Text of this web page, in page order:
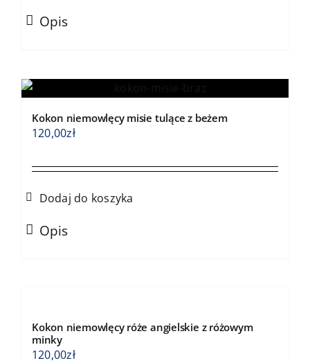
Opis
Kokon niemowlęcy misie tulące z beżem
120,00zł
Dodaj do koszyka
Opis
Kokon niemowlęcy róże angielskie z różowym
minky
120,00zł